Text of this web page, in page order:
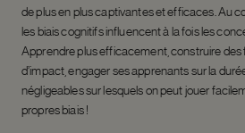
de plus en plus captivantes et efficaces. Au
les biais cognitifs influencent à la fois les
Apprendre plus efficacement, construire des
d’impact, engager ses apprenants sur la
négligeables sur lesquels on peut jouer
propres biais !